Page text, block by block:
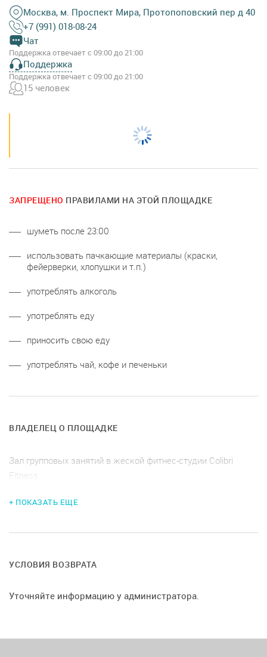
Москва, м. Проспект Мира, Протопоповский пер д 40
+7 (991) 018-08-24
Чат
Поддержка отвечает с 09:00 до 21:00
Поддержка
Поддержка отвечает с 09:00 до 21:00
15 человек
ЗАПРЕЩЕНО ПРАВИЛАМИ НА ЭТОЙ ПЛОЩАДКЕ
шуметь после 23:00
использовать пачкающие материалы (краски,
фейерверки, хлопушки и т.п.)
употреблять алкоголь
употреблять еду
приносить свою еду
употреблять чай, кофе и печеньки
ВЛАДЕЛЕЦ О ПЛОЩАДКЕ
Зал групповых занятий в жеской фитнес-студии Colibri
Fitness.
+ ПОКАЗАТЬ ЕЩЕ
УСЛОВИЯ ВОЗВРАТА
Уточняйте информацию у администратора.